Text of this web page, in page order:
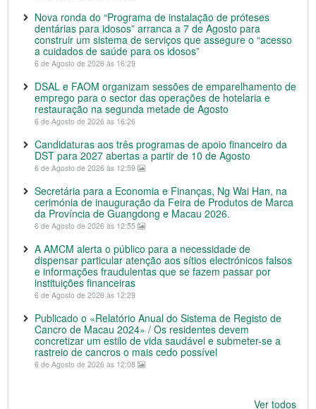
Nova ronda do “Programa de instalação de próteses
dentárias para idosos” arranca a 7 de Agosto para
construir um sistema de serviços que assegure o “acesso
a cuidados de saúde para os idosos”
6 de Agosto de 2026 às 16:29
DSAL e FAOM organizam sessões de emparelhamento de
emprego para o sector das operações de hotelaria e
restauração na segunda metade de Agosto
6 de Agosto de 2026 às 16:26
Candidaturas aos três programas de apoio financeiro da
DST para 2027 abertas a partir de 10 de Agosto
6 de Agosto de 2026 às 12:59
Secretária para a Economia e Finanças, Ng Wai Han, na
cerimónia de inauguração da Feira de Produtos de Marca
da Província de Guangdong e Macau 2026.
6 de Agosto de 2026 às 12:55
A AMCM alerta o público para a necessidade de
dispensar particular atenção aos sítios electrónicos falsos
e informações fraudulentas que se fazem passar por
instituições financeiras
6 de Agosto de 2026 às 12:29
Publicado o «Relatório Anual do Sistema de Registo de
Cancro de Macau 2024» / Os residentes devem
concretizar um estilo de vida saudável e submeter-se a
rastreio de cancros o mais cedo possível
6 de Agosto de 2026 às 12:08
Ver todos